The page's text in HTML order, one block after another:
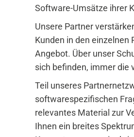
Software-Umsätze ihrer
Unsere Partner
Kunden in den
Angebot. Über unser
sich befinden, immer die
Teil unseres
softwarespezifischen
relevantes Material zur
Ihnen ein breites